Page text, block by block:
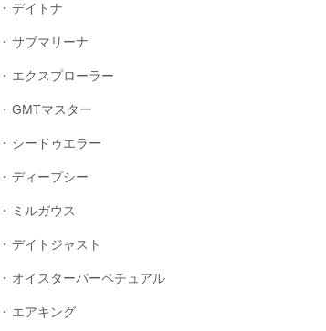
デイトナ
サブマリーナ
エクスプローラー
GMTマスター
シードゥエラー
ディープシー
ミルガウス
デイトジャスト
オイスターパーペチュアル
エアキング